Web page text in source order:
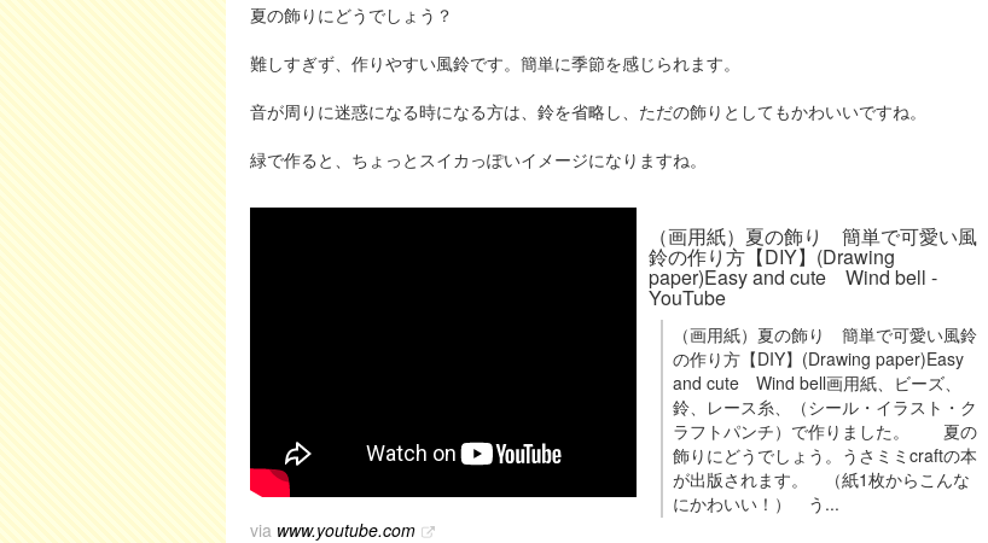
夏の飾りにどうでしょう？
難しすぎず、作りやすい風鈴です。簡単に季節を感じられます。
音が周りに迷惑になる時になる方は、鈴を省略し、ただの飾りとしてもかわいいですね。
緑で作ると、ちょっとスイカっぽいイメージになりますね。
（画用紙）夏の飾り 簡単で可愛い風
鈴の作り方【DIY】(Drawing
paper)Easy and cute Wind bell -
YouTube
（画用紙）夏の飾り 簡単で可愛い風鈴
の作り方【DIY】(Drawing paper)Easy
and cute Wind bell画用紙、ビーズ、
鈴、レース糸、（シール・イラスト・ク
ラフトパンチ）で作りました。 夏の
飾りにどうでしょう。うさミミcraftの本
が出版されます。 （紙1枚からこんな
にかわいい！） う...
via www.youtube.com